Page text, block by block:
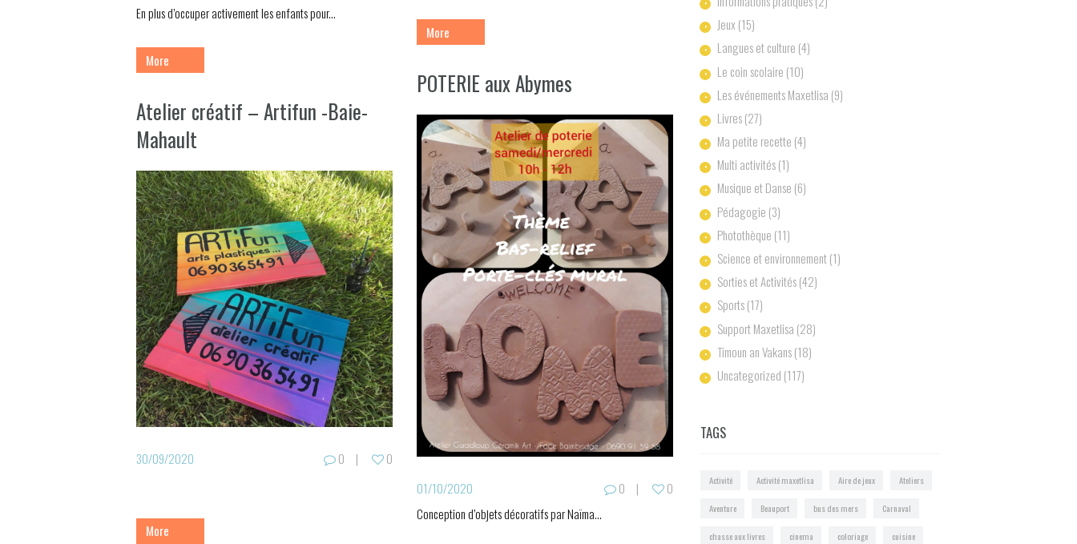
En plus d’occuper activement les enfants pour...
More
More
POTERIE aux Abymes
01/10/2020 0
0
Conception d’objets décoratifs par Naïma...
Atelier créatif – Artifun -Baie-
Mahault
30/09/2020 0 0
More
Jeux (15)
Langues et culture (4)
Le coin scolaire (10)
Les événements Maxetlisa (9)
Livres(27)
Ma petite recette (4)
Multi activités(1)
Musique et Danse (6)
Pédagogie (3)
Photothèque (11)
Science et environnement(1)
Sorties et Activités(42)
Sports(17)
Support Maxetlisa (28)
Timoun an Vakans(18)
Uncategorized (117)
TAGS
Activité Activité maxetlisa Aire de jeux Ateliers
Aventure Beauport bus des mers Carnaval
chasse aux livres cinema coloriage cuisine